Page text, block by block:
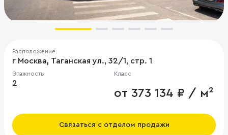
Расположение
г Москва, Таганская ул., 32/1, стр. 1
Этажность
2
Класс
от 373 134 ₽ / м²
Связаться с отделом продажи